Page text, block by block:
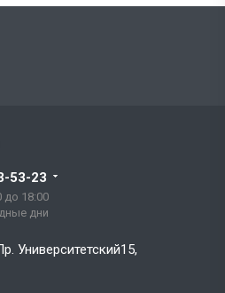
53-23
до 18:00
дни
Университетский15,